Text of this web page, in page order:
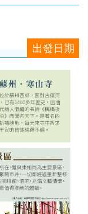
機加
酒
台中
出
發．
四國
秘
境．
熊
本．
釜
【玩釜
桃園
出
發．
北
京．
貝加
爾湖
欣．
清邁
南
】
品
蘭
天
旅
【知南
行易】
東澳蒂
莉雪９
日～金
旅獎、
冰島
亞
】
極
旅
斯
河
【歐亞
玩家】
文明與
自然的
盛典・
東地中
海十六
湖１４
玩
金
西
、
豪
牛
【璀璨
大小
金】金
門摩西
分海、
豪華全
牛宴四
日（
出發日期